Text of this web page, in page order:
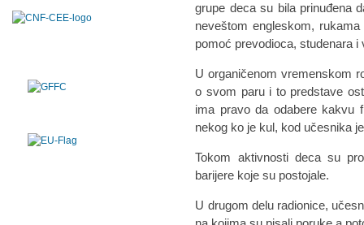
grupe deca su bila prinuđena
neveštom engleskom,
pomoć prevodioca, studenara i
U organičenom vremenskom
o svom paru i to predstave
ima pravo da odabere kakvu
nekog ko je kul, kod učesnika
Tokom aktivnosti deca su
barijere koje su postojale.
U drugom delu radionice,